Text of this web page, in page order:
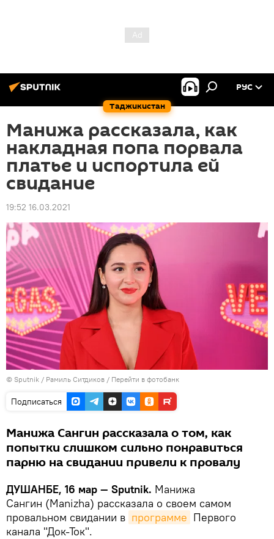
Таджикистан
РУС
Манижа рассказала, как
накладная попа порвала
платье и испортила ей
свидание
19:52 16.03.2021
© Sputnik / Рамиль Ситдиков / Перейти в фотобанк
Подписаться
Манижа Сангин рассказала о том, как
попытки слишком сильно понравиться
парню на свидании привели к провалу
ДУШАНБЕ, 16 мар — Sputnik. Манижа
Сангин (Manizha) рассказала о своем самом
провальном свидании в программе Первого
канала "Док-Ток".